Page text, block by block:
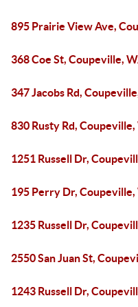
895 Prairie View Ave,
368 Coe St, Coupeville,
347 Jacobs Rd,
830 Rusty Rd,
1251 Russell Dr,
195 Perry Dr, Coupeville,
1235 Russell Dr,
2550 San Juan St,
1243 Russell Dr,